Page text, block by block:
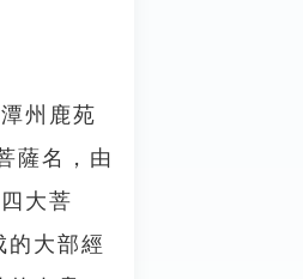
州鹿苑
薩名，由
大菩
的大部經